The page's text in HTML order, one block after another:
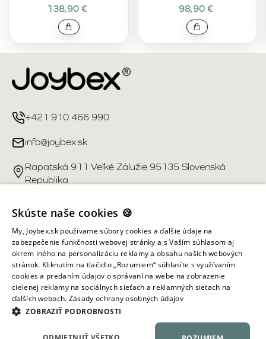
138,90 € 98,90 €
+421 910 466 990
info@joybex.sk
Rapatská 911 Veľké Zálužie 95135 Slovenská
Republika
Užitočné odkazy
Účet
Informácie obchodu
Všetky práva vyhradené ©
Skúste naše cookies 🍪
My, Joybex.sk používame súbory cookies a ďalšie údaje na
zabezpečenie funkčnosti webovej stránky a s Vaším súhlasom aj
okrem iného na personalizáciu reklamy a obsahu našich webových
stránok. Kliknutím na tlačidlo „Rozumiem“ súhlasíte s využívaním
cookies a predaním údajov o správaní na webe na zobrazenie
cielenej reklamy na sociálnych sieťach a reklamných sieťach na
ďalších weboch. Zásady ochrany osobných údajov
ZOBRAZIŤ PODROBNOSTI